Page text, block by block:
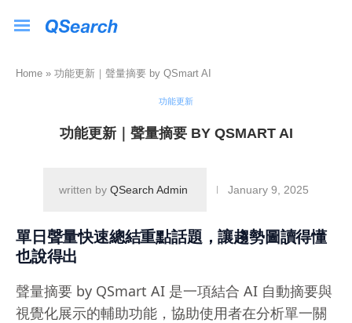
Home » 功能更新｜聲量摘要 by QSmart AI
功能更新
功能更新｜聲量摘要 BY QSMART AI
written by QSearch Admin January 9, 2025
單日聲量快速總結重點話題，讓趨勢圖讀得懂
也說得出
聲量摘要 by QSmart AI 是一項結合 AI 自動摘要與
視覺化展示的輔助功能，協助使用者在分析單一關